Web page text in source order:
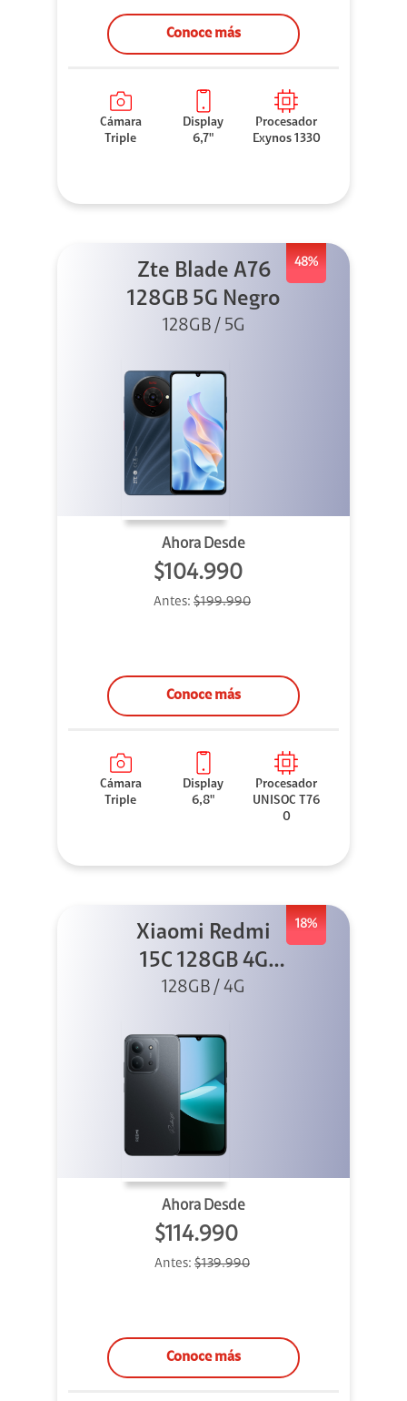
Conoce más
Cámara
Triple
Display
6,7"
Procesador
Exynos 1330
48%
Zte Blade A76
128GB 5G Negro
128GB / 5G
Ahora Desde
$104.990
Antes: $199.990
Conoce más
Cámara
Triple
Display
6,8"
Procesador
UNISOC T76
0
18%
Xiaomi Redmi
15C 128GB 4G
Negro
128GB / 4G
Ahora Desde
$114.990
Antes: $139.990
Conoce más